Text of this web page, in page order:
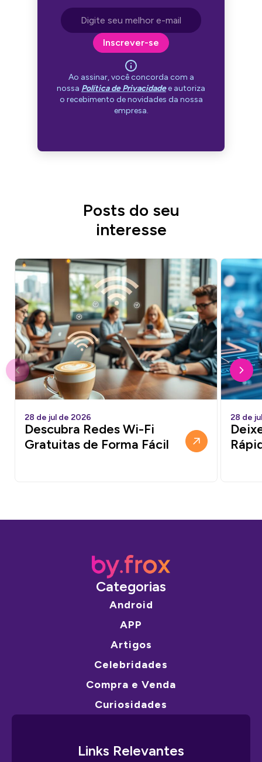
Endereço de e-mail
Inscrever-se
Ao assinar, você concorda com a
nossa Política de Privacidadee autoriza
o recebimento de novidades da nossa
empresa.
Posts do seu
interesse
28 de jul de 2026
Descubra Redes Wi-Fi
Gratuitas de Forma Fácil
28 de
Categorias
Android
APP
Artigos
Celebridades
Compra e Venda
Curiosidades
Links Relevantes